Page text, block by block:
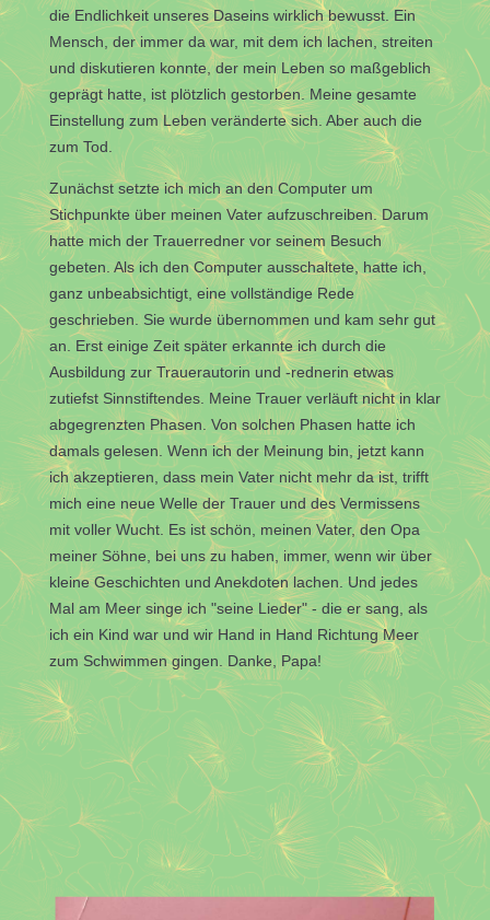
die Endlichkeit unseres Daseins wirklich bewusst. Ein
Mensch, der immer da war, mit dem ich lachen, streiten
und diskutieren konnte, der mein Leben so maßgeblich
geprägt hatte, ist plötzlich gestorben. Meine gesamte
Einstellung zum Leben veränderte sich. Aber auch die
zum Tod.
Zunächst setzte ich mich an den Computer um
Stichpunkte über meinen Vater aufzuschreiben. Darum
hatte mich der Trauerredner vor seinem Besuch
gebeten. Als ich den Computer ausschaltete, hatte ich,
ganz unbeabsichtigt, eine vollständige Rede
geschrieben. Sie wurde übernommen und kam sehr gut
an. Erst einige Zeit später erkannte ich durch die
Ausbildung zur Trauerautorin und -rednerin etwas
zutiefst Sinnstiftendes. Meine Trauer verläuft nicht in klar
abgegrenzten Phasen. Von solchen Phasen hatte ich
damals gelesen. Wenn ich der Meinung bin, jetzt kann
ich akzeptieren, dass mein Vater nicht mehr da ist, trifft
mich eine neue Welle der Trauer und des Vermissens
mit voller Wucht. Es ist schön, meinen Vater, den Opa
meiner Söhne, bei uns zu haben, immer, wenn wir über
kleine Geschichten und Anekdoten lachen. Und jedes
Mal am Meer singe ich "seine Lieder" - die er sang, als
ich ein Kind war und wir Hand in Hand Richtung Meer
zum Schwimmen gingen. Danke, Papa!